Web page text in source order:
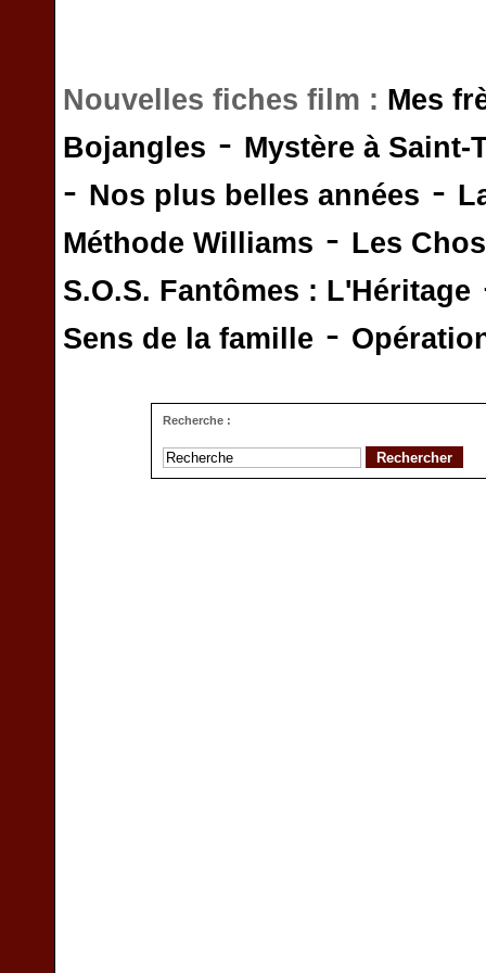
Nouvelles fiches film : Mes
Bojangles - Mystère à Saint-
- Nos plus belles années -
Méthode Williams - Les
S.O.S. Fantômes : L'Héritage
Sens de la famille -
Recherche :